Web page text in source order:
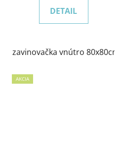
DETAIL
zavinovačka vnútro 80x80cm
AKCIA